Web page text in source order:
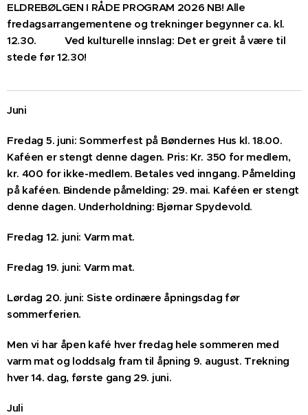
ELDREBØLGEN I RÅDE PROGRAM 2026 NB! Alle
fredagsarrangementene og trekninger begynner ca. kl.
12.30. Ved kulturelle innslag: Det er greit å være til
stede før 12.30!
Juni
Fredag 5. juni: Sommerfest på Bøndernes Hus kl. 18.00.
Kaféen er stengt denne dagen. Pris: Kr. 350 for medlem,
kr. 400 for ikke-medlem. Betales ved inngang. Påmelding
på kaféen. Bindende påmelding: 29. mai. Kaféen er stengt
denne dagen. Underholdning: Bjørnar Spydevold.
Fredag 12. juni: Varm mat.
Fredag 19. juni: Varm mat.
Lørdag 20. juni: Siste ordinære åpningsdag før
sommerferien.
Men vi har åpen kafé hver fredag hele sommeren med
varm mat og loddsalg fram til åpning 9. august. Trekning
hver 14. dag, første gang 29. juni.
Juli